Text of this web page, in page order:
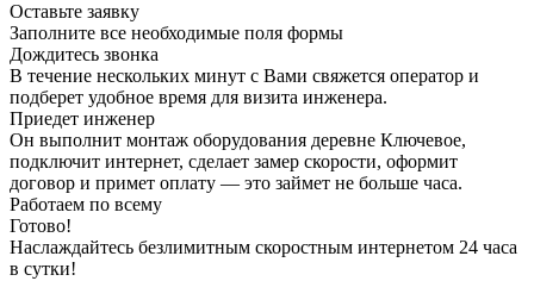
Оставьте заявку
Заполните все необходимые поля формы
Дождитесь звонка
В течение нескольких минут с Вами свяжется оператор и
подберет удобное время для визита инженера.
Приедет инженер
Он выполнит монтаж оборудования деревне Ключевое,
подключит интернет, сделает замер скорости, оформит
договор и примет оплату — это займет не больше часа.
Работаем по всему
Готово!
Наслаждайтесь безлимитным скоростным интернетом 24 часа
в сутки!